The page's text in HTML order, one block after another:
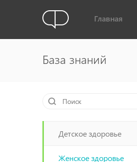
Главная
База знаний
Детское здоровье
Женское здоровье